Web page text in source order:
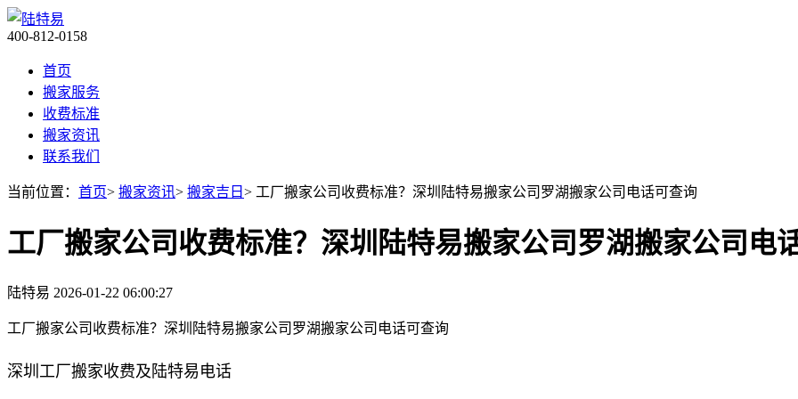
400-812-0158
首页
搬家服务
收费标准
搬家资讯
联系我们
当前位置： 首页> 搬家资讯> 搬家吉日 > 工厂搬家公司收费标准？深圳陆特易搬家公司罗湖搬家公司电话可查询
工厂搬家公司收费标准？深圳陆特易搬家公司罗湖搬家公司电
陆特易 2026-01-22 06:00:27
工厂搬家公司收费标准？深圳陆特易搬家公司罗湖搬家公司电话可查询
深圳工厂搬家收费及陆特易电话